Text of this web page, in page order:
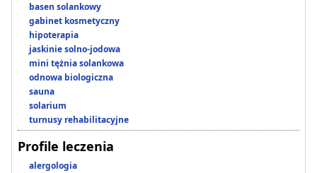
basen solankowy
gabinet kosmetyczny
hipoterapia
jaskinie solno-jodowa
mini tężnia solankowa
odnowa biologiczna
sauna
solarium
turnusy rehabilitacyjne
Profile leczenia
alergologia